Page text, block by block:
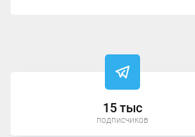
15 тыс
подписчиков